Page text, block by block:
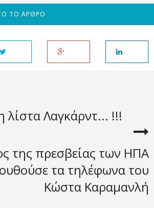
ΤΟ ΆΡΘΡΟ
λίστα Λαγκάρντ... !!!
της πρεσβείας των ΗΠΑ
τα τηλέφωνα του
Κώστα Καραμανλή